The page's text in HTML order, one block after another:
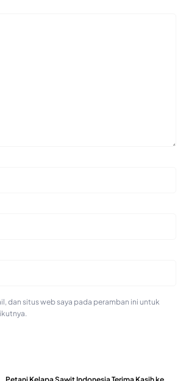
dan situs web saya pada peramban ini untuk